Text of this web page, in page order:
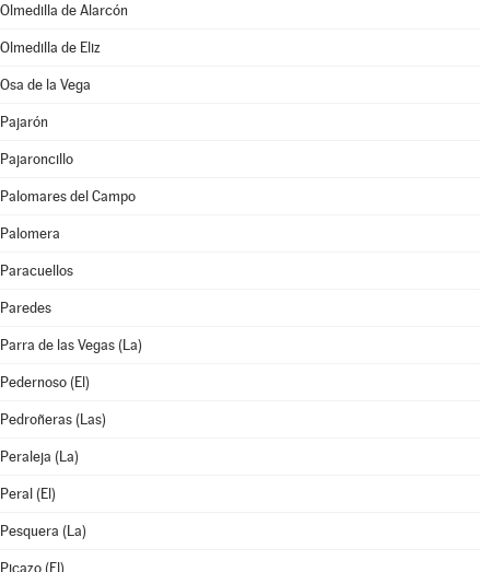
Olmedilla de Alarcón
Olmedilla de Eliz
Osa de la Vega
Pajarón
Pajaroncillo
Palomares del Campo
Palomera
Paracuellos
Paredes
Parra de las Vegas (La)
Pedernoso (El)
Pedroñeras (Las)
Peraleja (La)
Peral (El)
Pesquera (La)
Picazo (El)